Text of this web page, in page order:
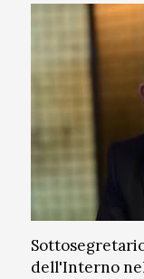
dell'Interno